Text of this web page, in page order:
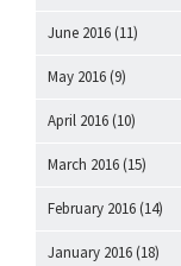
June 2016 (11)
May 2016 (9)
April 2016 (10)
March 2016 (15)
February 2016 (14)
January 2016 (18)